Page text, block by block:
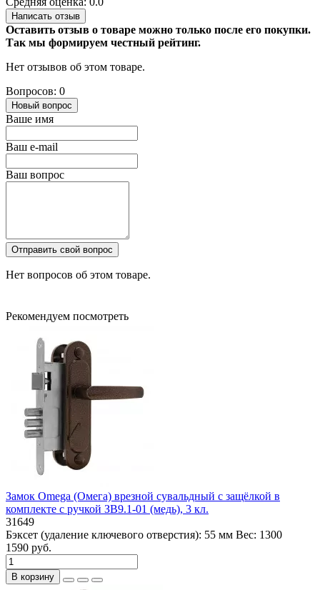
Написать отзыв
Оставить отзыв о товаре можно только после его покупки.
Так мы формируем честный рейтинг.
Нет отзывов об этом товаре.
Вопросов: 0
Новый вопрос
Ваше имя
Ваш e-mail
Ваш вопрос
Отправить свой вопрос
Нет вопросов об этом товаре.
Рекомендуем посмотреть
Замок Omega (Омега) врезной сувальдный с защёлкой в
комплекте с ручкой ЗВ9.1-01 (медь), 3 кл.
31649
Бэксет (удаление ключевого отверстия): 55 мм Вес: 1300
1590 руб.
В корзину